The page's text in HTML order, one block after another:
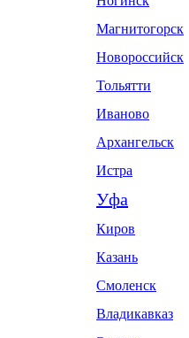
Магнитогорск
Новороссийск
Тольятти
Иваново
Архангельск
Истра
Уфа
Киров
Казань
Смоленск
Владикавказ